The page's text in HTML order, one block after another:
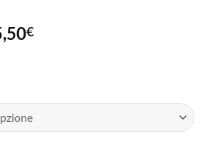
€
Treble St-46 quantità